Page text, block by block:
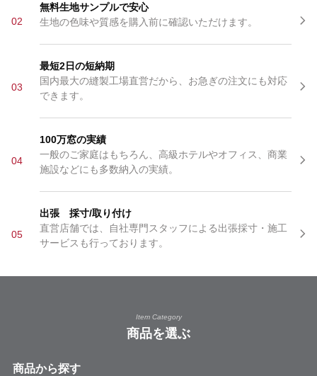
02
無料生地サンプルで安心
生地の色味や質感を購入前に確認いただけます。
03
最短2日の短納期
国内最大の縫製工場直営だから、お急ぎの注文にも対応
できます。
04
100万窓の実績
一般のご家庭はもちろん、高級ホテルやオフィス、商業
施設などにも多数納入の実績。
05
出張 採寸/取り付け
直営店舗では、自社専門スタッフによる出張採寸・施工
サービスも行っております。
Item Category
商品を選ぶ
商品から探す